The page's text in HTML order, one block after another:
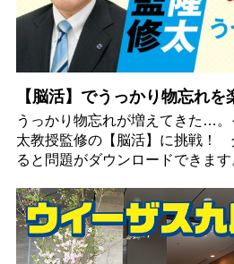
【脳活】でうっかり物忘れを
うっかり物忘れが増えてきた…
太教授監修の【脳活】に挑戦！
ると問題がダウンロードできます